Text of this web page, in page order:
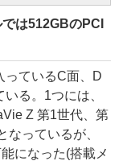
は512GBのPCI
ているC面、D
る。1つには、
Z 第1世代、第
っているが、
になった(搭載メ